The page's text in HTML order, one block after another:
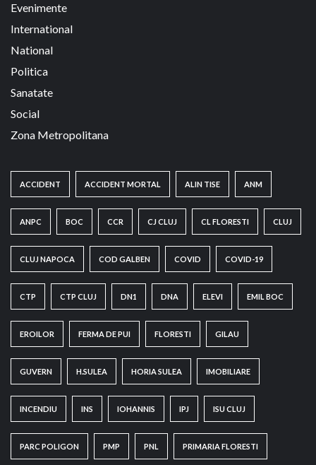
Evenimente
International
National
Politica
Sanatate
Social
Zona Metropolitana
ACCIDENT ACCIDENT MORTAL ALIN TISE ANM
ANPC BOC CCR CJ CLUJ CL FLORESTI CLUJ
CLUJ NAPOCA COD GALBEN COVID COVID-19
CTP CTP CLUJ DN1 DNA ELEVI EMIL BOC
EROILOR FERMA DE PUI FLORESTI GILAU
GUVERN H.SULEA HORIA SULEA IMOBILIARE
INCENDIU INS IOHANNIS IPJ ISU CLUJ
PARC POLIGON PMP PNL PRIMARIA FLORESTI